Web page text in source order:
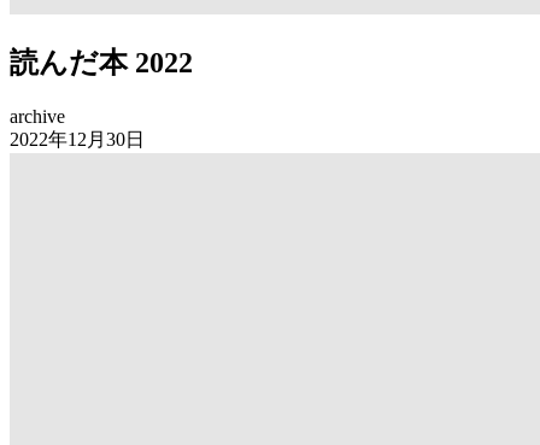
読んだ本 2022
archive
2022年12月30日